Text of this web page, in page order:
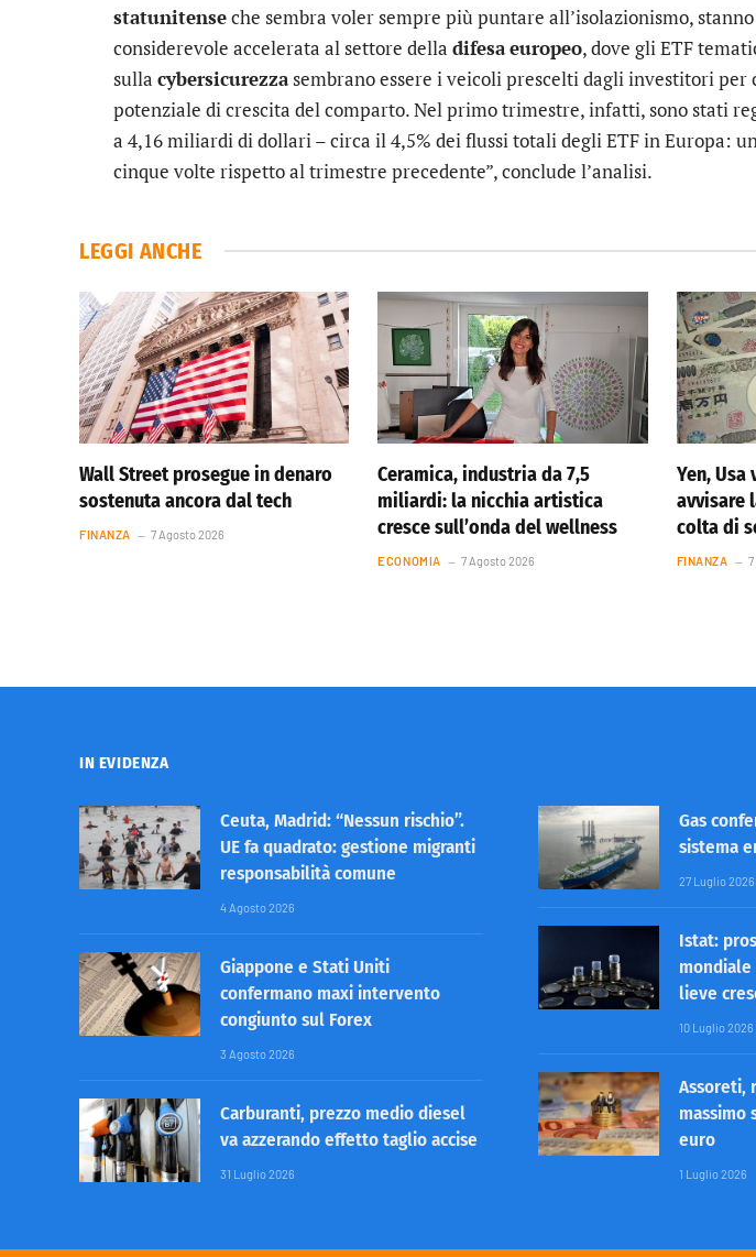
statunitenseche sembra voler sempre più puntare all’isolazionismo,
considerevole accelerata al settore della difesaeuropeo, dove gli ETF
sulla cybersicurezzasembrano essere i veicoli prescelti dagli investitori per
potenziale di crescita del comparto. Nel primo trimestre, infatti, sono stati
a 4,16 miliardi di dollari – circa il 4,5% dei flussi totali degli ETF in Europa:
cinque volte rispetto al trimestre precedente”, conclude l’analisi.
LEGGI ANCHE
Wall Street prosegue in denaro
sostenuta ancora dal tech
FINANZA 7 Agosto 2026
Ceramica, industria da 7,5
miliardi: la nicchia artistica
cresce sull’onda del wellness
ECONOMIA 7 Agosto 2026
Yen, Usa
avvisare
colta di
FINANZA
IN EVIDENZA
Ceuta, Madrid: “Nessun rischio”.
UE fa quadrato: gestione migranti
responsabilità comune
4 Agosto 2026
Giappone e Stati Uniti
confermano maxi intervento
congiunto sul Forex
3 Agosto 2026
Carburanti, prezzo medio diesel
va azzerando effetto taglio accise
31 Luglio 2026
Gas
sistema
27 Luglio 2026
Istat:
lieve
10 Luglio 2026
Assoreti,
massimo
euro
1 Luglio 2026